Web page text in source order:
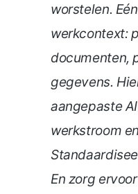
worstelen.
werkcontext:
documenten,
gegevens.
aangepaste
werkstroom
En zorg